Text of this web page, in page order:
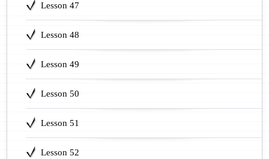
Lesson 47
Lesson 48
Lesson 49
Lesson 50
Lesson 51
Lesson 52